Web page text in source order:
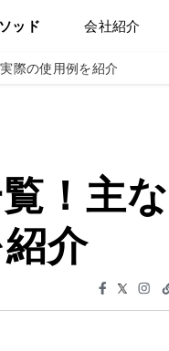
ッド 会社紹介
際の使用例を紹介
！主な
介